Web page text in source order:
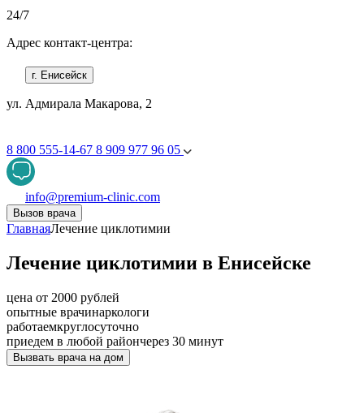
24/7
Адрес контакт-центра:
г. Енисейск
ул. Адмирала Макарова, 2
8 800 555-14-67 8 909 977 96 05
info@premium-clinic.com
Вызов врача
ГлавнаяЛечение циклотимии
Лечение циклотимии в Енисейске
цена от 2000 рублей
опытные врачинаркологи
работаемкруглосуточно
приедем в любой райончерез 30 минут
Вызвать врача на дом